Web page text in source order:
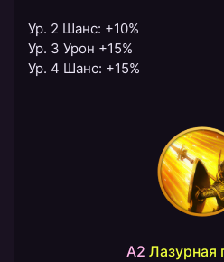
Ур. 2 Шанс: +10%
​Ур. 3 Урон +15%
​Ур. 4 Шанс: +15%
A2 Лазурная